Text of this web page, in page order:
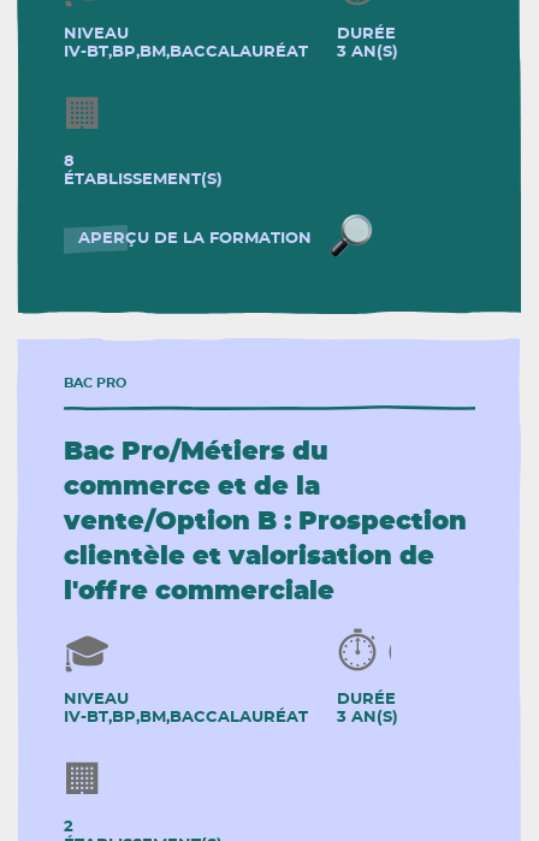
NIVEAU
IV-BT,BP,BM,BACCALAURÉAT
DURÉE
3 AN(S)
8
ÉTABLISSEMENT(S)
APERÇU DE LA FORMATION Bac Pro/
BAC PRO
Bac Pro/Métiers du
commerce et de la
vente/Option B : Prospection
clientèle et valorisation de
l'offre commerciale
NIVEAU
IV-BT,BP,BM,BACCALAURÉAT
DURÉE
3 AN(S)
2